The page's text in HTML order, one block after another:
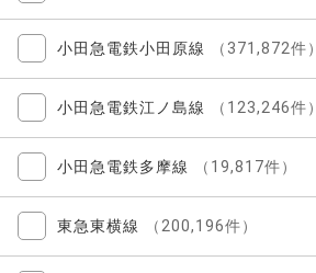
小田急電鉄小田原線 （371,872件）
小田急電鉄江ノ島線 （123,246件）
小田急電鉄多摩線 （19,817件）
東急東横線 （200,196件）